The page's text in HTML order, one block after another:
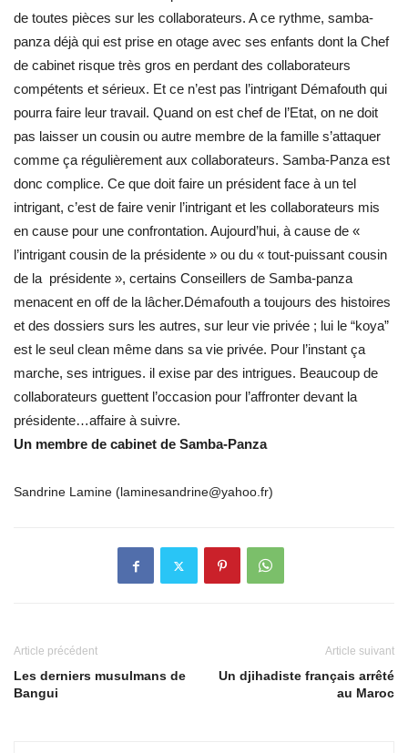
de toutes pièces sur les collaborateurs. A ce rythme, samba-
panza déjà qui est prise en otage avec ses enfants dont la Chef
de cabinet risque très gros en perdant des collaborateurs
compétents et sérieux. Et ce n’est pas l’intrigant Démafouth qui
pourra faire leur travail. Quand on est chef de l’Etat, on ne doit
pas laisser un cousin ou autre membre de la famille s’attaquer
comme ça régulièrement aux collaborateurs. Samba-Panza est
donc complice. Ce que doit faire un président face à un tel
intrigant, c’est de faire venir l’intrigant et les collaborateurs mis
en cause pour une confrontation. Aujourd’hui, à cause de «
l’intrigant cousin de la présidente » ou du « tout-puissant cousin
de la présidente », certains Conseillers de Samba-panza
menacent en off de la lâcher.Démafouth a toujours des histoires
et des dossiers surs les autres, sur leur vie privée ; lui le “koya”
est le seul clean même dans sa vie privée. Pour l’instant ça
marche, ses intrigues. il exise par des intrigues. Beaucoup de
collaborateurs guettent l’occasion pour l’affronter devant la
présidente…affaire à suivre.
Un membre de cabinet de Samba-Panza
Sandrine Lamine (laminesandrine@yahoo.fr)
Article précédent
Les derniers musulmans de
Bangui
Article suivant
Un djihadiste français arrêté
au Maroc